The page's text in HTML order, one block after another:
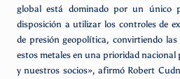
global está dominado por un único
disposición a utilizar los controles de
de presión geopolítica, convirtiendo
estos metales en una prioridad nacional
y nuestros socios», afirmó Robert